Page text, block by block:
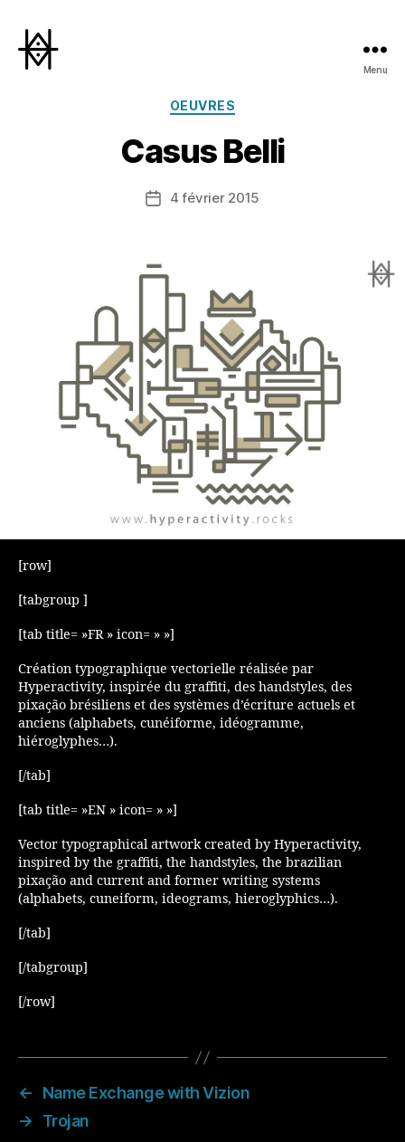
Menu
Catégories
OEUVRES
Casus Belli
Date4 février 2015
[row]
[tabgroup ]
[tab title= »FR » icon= » »]
Création typographique vectorielle réalisée par
Hyperactivity, inspirée du graffiti, des handstyles, des
pixação brésiliens et des systèmes d’écriture actuels et
anciens (alphabets, cunéiforme, idéogramme,
hiéroglyphes…).
[/tab]
[tab title= »EN » icon= » »]
Vector typographical artwork created by Hyperactivity,
inspired by the graffiti, the handstyles, the brazilian
pixação and current and former writing systems
(alphabets, cuneiform, ideograms, hieroglyphics…).
[/tab]
[/tabgroup]
[/row]
←
Name Exchange with Vizion
→
Trojan